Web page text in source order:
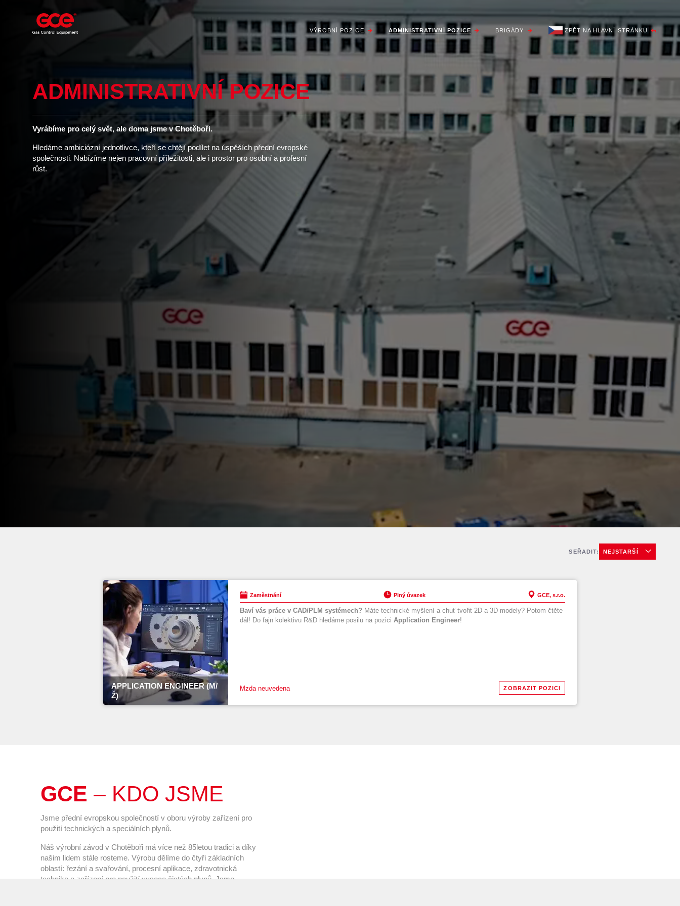
VÝROBNÍ POZICE ADMINISTRATIVNÍ POZICE BRIGÁDY ZPĚT NA HLAVNÍ STRÁNKU
ADMINISTRATIVNÍ POZICE
Vyrábíme pro celý svět, ale doma jsme v Chotěboři.
Hledáme ambiciózní jednotlivce, kteří se chtějí podílet na úspěších přední evropské
společnosti. Nabízíme nejen pracovní příležitosti, ale i prostor pro osobní a profesní
růst.
SEŘADIT: NEJSTARŠÍ
APPLICATION ENGINEER (M/
Ž)
Zaměstnání Plný úvazek GCE, s.r.o.
Baví vás práce v CAD/PLM systémech? Máte technické myšlení a chuť tvořit 2D a 3D modely? Potom čtěte
dál! Do fajn kolektivu R&D hledáme posilu na pozici Application Engineer!
Mzda neuvedena ZOBRAZIT POZICI
GCE – KDO JSME
Jsme přední evropskou společností v oboru výroby zařízení pro
použití technických a speciálních plynů.
Náš výrobní závod v Chotěboři má více než 85letou tradici a díky
našim lidem stále rosteme. Výrobu dělíme do čtyři základních
oblastí: řezání a svařování, procesní aplikace, zdravotnická
technika a zařízení pro použití vysoce čistých plynů. Jsme